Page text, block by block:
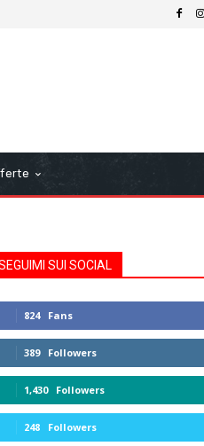
SUI SOCIAL
824 Fans
389 Followers
1,430 Followers
248 Followers